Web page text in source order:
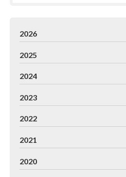
2026
2025
2024
2023
2022
2021
2020